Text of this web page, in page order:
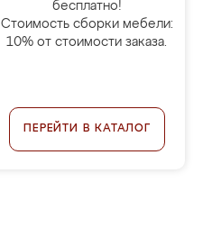
бесплатно!
Стоимость сборки мебели:
10% от стоимости заказа.
ПЕРЕЙТИ В КАТАЛОГ